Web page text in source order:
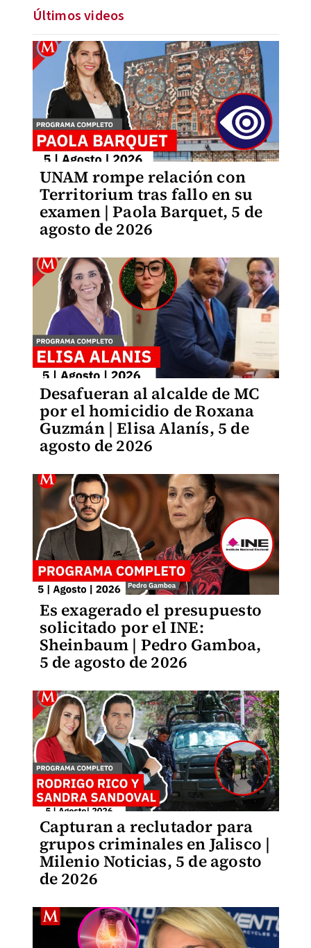
Últimos videos
UNAM rompe relación con
Territorium tras fallo en su
examen | Paola Barquet, 5 de
agosto de 2026
Desafueran al alcalde de MC
por el homicidio de Roxana
Guzmán | Elisa Alanís, 5 de
agosto de 2026
Es exagerado el presupuesto
solicitado por el INE:
Sheinbaum | Pedro Gamboa,
5 de agosto de 2026
Capturan a reclutador para
grupos criminales en Jalisco |
Milenio Noticias, 5 de agosto
de 2026